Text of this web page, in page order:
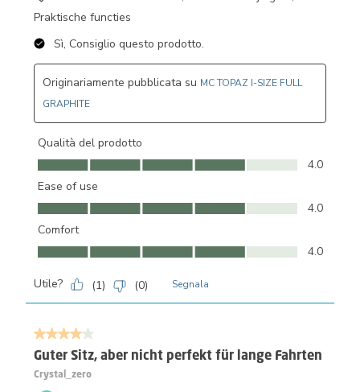
Praktische functies
Sì, Consiglio questo prodotto.
Originariamente pubblicata su MC TOPAZ I-SIZE FULL
GRAPHITE
Qualità del prodotto
Qualità del prodotto, 4.0 su 5
4.0
Ease of use
Ease of use, 4.0 su 5
4.0
Comfort
Comfort, 4.0 su 5
4.0
Utile? (1) (0) Segnala
4 su 5 stelle.
Guter Sitz, aber nicht perfekt für lange Fahrten
Crystal_zero